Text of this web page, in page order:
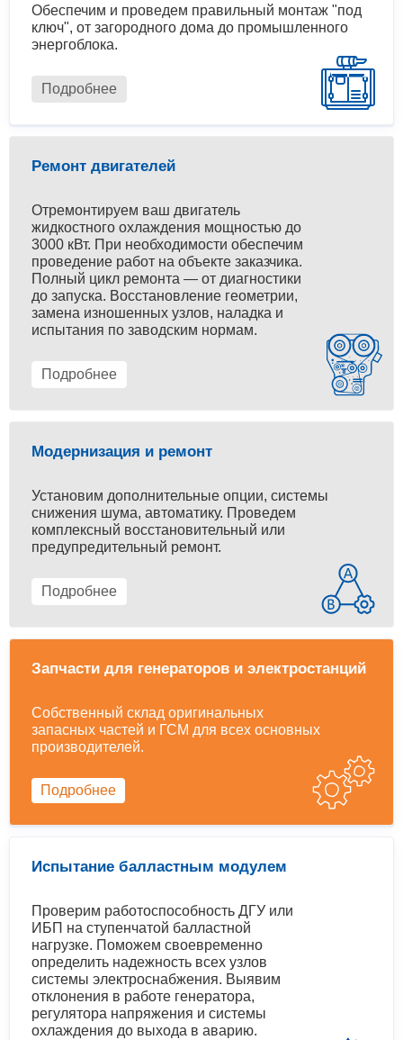
Обеспечим и проведем правильный монтаж "под
ключ", от загородного дома до промышленного
энергоблока.
Подробнее
Ремонт двигателей
Отремонтируем ваш двигатель
жидкостного охлаждения мощностью до
3000 кВт. При необходимости обеспечим
проведение работ на объекте заказчика.
Полный цикл ремонта — от диагностики
до запуска. Восстановление геометрии,
замена изношенных узлов, наладка и
испытания по заводским нормам.
Подробнее
Модернизация и ремонт
Установим дополнительные опции, системы
снижения шума, автоматику. Проведем
комплексный восстановительный или
предупредительный ремонт.
Подробнее
Запчасти для генераторов и электростанций
Собственный склад оригинальных
запасных частей и ГСМ для всех основных
производителей.
Подробнее
Испытание балластным модулем
Проверим работоспособность ДГУ или
ИБП на ступенчатой балластной
нагрузке. Поможем своевременно
определить надежность всех узлов
системы электроснабжения. Выявим
отклонения в работе генератора,
регулятора напряжения и системы
охлаждения до выхода в аварию.